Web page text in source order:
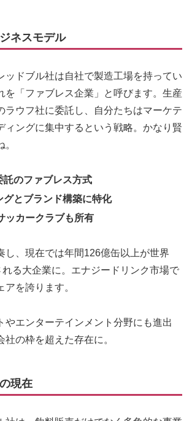
ネスモデル
ッドブル社は自社で製造工場を持ってい
を「ファブレス企業」と呼びます。生産
ラウフ社に委託し、自分たちはマーケテ
ィングに集中するという戦略。かなり賢
託のファブレス方式
グとブランド構築に特化
ッカークラブも所有
し、現在では年間126億缶以上が世界
る大企業に。エナジードリンク市場で
を誇ります。
やエンターテインメント分野にも進出
社の枠を超えた存在に。
現在